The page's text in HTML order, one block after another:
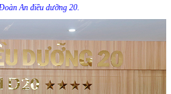
An điều dưỡng 20.